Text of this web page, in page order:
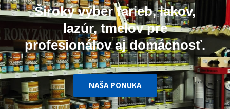
Široký výber farieb, lakov,
lazúr, tmelov pre
profesionálov aj domácnosť.
NAŠA PONUKA